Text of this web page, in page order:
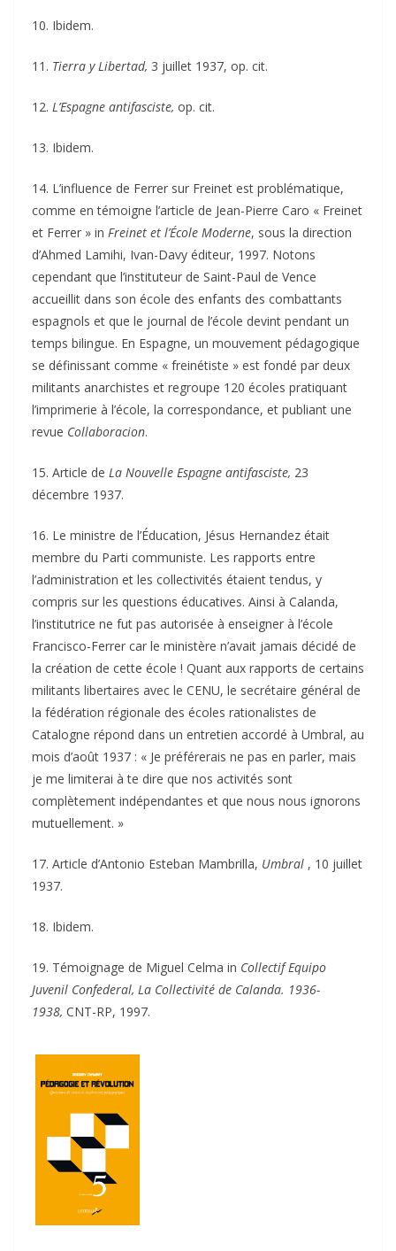
10. Ibidem.
11. Tierra y Libertad, 3 juillet 1937, op. cit.
12. L’Espagne antifasciste, op. cit.
13. Ibidem.
14. L’influence de Ferrer sur Freinet est problématique,
comme en témoigne l’article de Jean-Pierre Caro « Freinet
et Ferrer » in Freinet et l’École Moderne, sous la direction
d’Ahmed Lamihi, Ivan-Davy éditeur, 1997. Notons
cependant que l’instituteur de Saint-Paul de Vence
accueillit dans son école des enfants des combattants
espagnols et que le journal de l’école devint pendant un
temps bilingue. En Espagne, un mouvement pédagogique
se définissant comme « freinétiste » est fondé par deux
militants anarchistes et regroupe 120 écoles pratiquant
l’imprimerie à l’école, la correspondance, et publiant une
revue Collaboracion.
15. Article de La Nouvelle Espagne antifasciste, 23
décembre 1937.
16. Le ministre de l’Éducation, Jésus Hernandez était
membre du Parti communiste. Les rapports entre
l’administration et les collectivités étaient tendus, y
compris sur les questions éducatives. Ainsi à Calanda,
l’institutrice ne fut pas autorisée à enseigner à l’école
Francisco-Ferrer car le ministère n’avait jamais décidé de
la création de cette école ! Quant aux rapports de certains
militants libertaires avec le CENU, le secrétaire général de
la fédération régionale des écoles rationalistes de
Catalogne répond dans un entretien accordé à Umbral, au
mois d’août 1937 : « Je préférerais ne pas en parler, mais
je me limiterai à te dire que nos activités sont
complètement indépendantes et que nous nous ignorons
mutuellement. »
17. Article d’Antonio Esteban Mambrilla, Umbral , 10 juillet
1937.
18. Ibidem.
19. Témoignage de Miguel Celma in Collectif Equipo
Juvenil Confederal, La Collectivité de Calanda. 1936-
1938, CNT-RP, 1997.